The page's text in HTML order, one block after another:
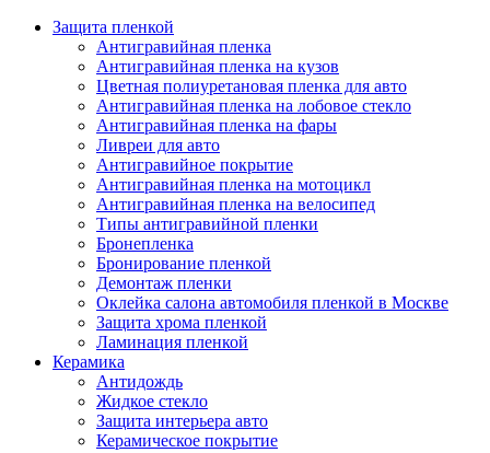
Защита пленкой
Антигравийная пленка
Антигравийная пленка на кузов
Цветная полиуретановая пленка для авто
Антигравийная пленка на лобовое стекло
Антигравийная пленка на фары
Ливреи для авто
Антигравийное покрытие
Антигравийная пленка на мотоцикл
Антигравийная пленка на велосипед
Типы антигравийной пленки
Бронепленка
Бронирование пленкой
Демонтаж пленки
Оклейка салона автомобиля пленкой в Москве
Защита хрома пленкой
Ламинация пленкой
Керамика
Антидождь
Жидкое стекло
Защита интерьера авто
Керамическое покрытие